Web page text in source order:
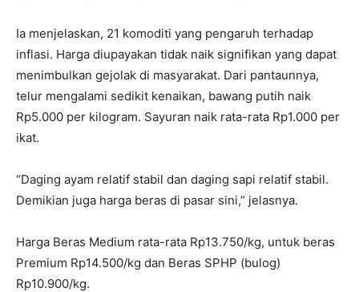
Ia menjelaskan, 21 komoditi yang pengaruh terhadap
inflasi. Harga diupayakan tidak naik signifikan yang dapat
menimbulkan gejolak di masyarakat. Dari pantaunnya,
telur mengalami sedikit kenaikan, bawang putih naik
Rp5.000 per kilogram. Sayuran naik rata-rata Rp1.000 per
ikat.
“Daging ayam relatif stabil dan daging sapi relatif stabil.
Demikian juga harga beras di pasar sini,” jelasnya.
Harga Beras Medium rata-rata Rp13.750/kg, untuk beras
Premium Rp14.500/kg dan Beras SPHP (bulog)
Rp10.900/kg.